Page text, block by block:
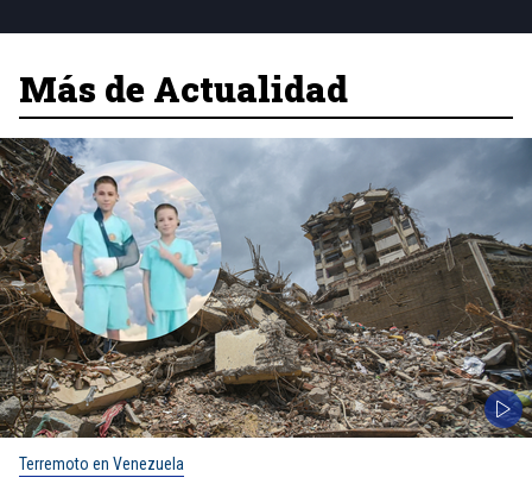
Más de Actualidad
Terremoto en Venezuela